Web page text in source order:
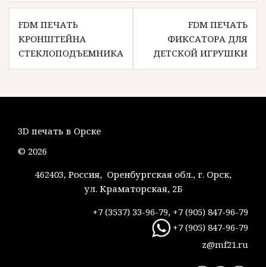
Навигация
по
записям
FDM ПЕЧАТЬ
КРОНШТЕЙНА
СТЕКЛОПОДЪЕМНИКА
FDM ПЕЧАТЬ
ФИКСАТОРА ДЛЯ
ДЕТСКОЙ ИГРУШКИ
3D печать в Орске
© 2026
462403, Россия, Оренбургская обл., г. Орск,
ул. Краматорская, 2Б
+7 (3537) 33-96-79, +7 (905) 847-96-79
+7 (905) 847-96-79
z@mf21.ru